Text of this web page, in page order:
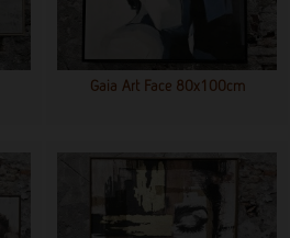
Gaia Art Face 80x100cm